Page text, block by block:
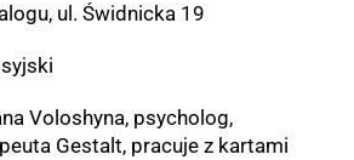
ul. Świdnicka 19
Voloshyna, psycholog,
Gestalt, pracuje z kartami